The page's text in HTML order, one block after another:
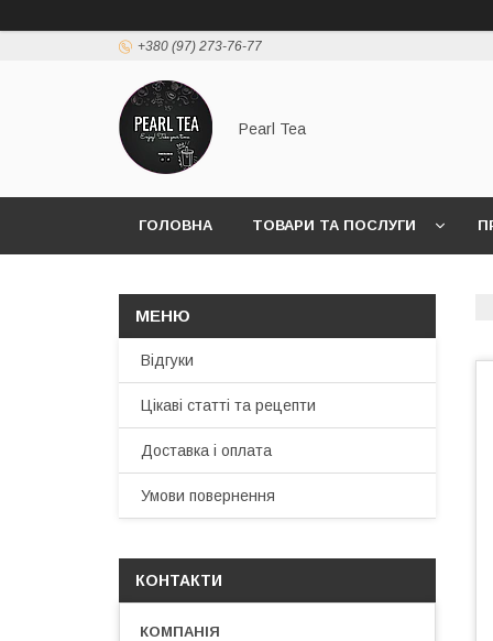
+380 (97) 273-76-77
Pearl Tea
ГОЛОВНА ТОВАРИ ТА ПОСЛУГИ
Відгуки
Цікаві статті та рецепти
Доставка і оплата
Умови повернення
КОНТАКТИ